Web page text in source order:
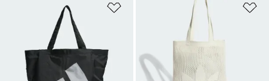
เพิ่มไปยังรายการสินค้าโปรด